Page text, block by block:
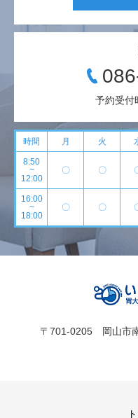
予約受
時間 月 火
8:50
~
12:00
〇 〇
16:00
~
18:00
〇 〇
〒701-0205 岡山市